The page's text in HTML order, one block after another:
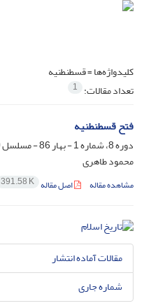
کلیدواژه‌ها =قسطنطنیه
تعداد مقالات: 1
فتح قسطنطنیه
دوره 8، شماره 1 - بهار 86 - مسلسل 29، خرداد 1386، صفحه
محمود طاهری
مشاهده مقاله اصل مقاله 391.58 K
مقالات آماده انتشار
شماره جاری